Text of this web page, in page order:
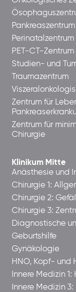
Pankreaszentrum
Perinatalzentrum
PET-CT-Zentrum
Studien- und
Traumazentrum
Zentrum für
Zentrum für
Chirurgie
Klinikum Mitte
Anästhesie und
Chirurgie 1:
Chirurgie 2:
Chirurgie 3:
Diagnostische
Geburtshilfe
Gynäkologie
HNO, Kopf- und
Innere Medizin
Innere Medizin